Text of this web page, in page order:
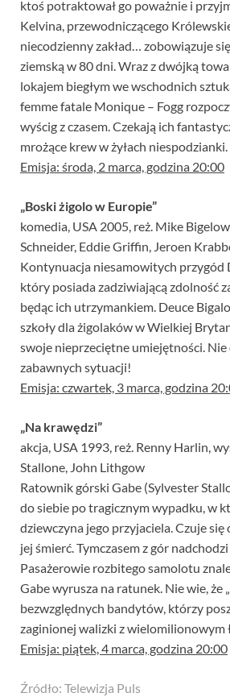
ktoś potraktował go poważnie i
Kelvina, przewodniczącego
niecodzienny zakład… zobowiązuje
ziemską w 80 dni. Wraz z dwójką
lokajem biegłym we wschodnich
femme fatale Monique – Fogg
wyścig z czasem. Czekają ich
mrożące krew w żyłach niespodzianki.
Emisja: środa, 2 marca, godzina 20:00
„Boski żigolo w Europie”
komedia, USA 2005, reż. Mike
Schneider, Eddie Griffin, Jeroen
Kontynuacja niesamowitych przygód
który posiada zadziwiającą zdolność
będąc ich utrzymankiem. Deuce
szkoły dla żigolaków w Wielkiej
swoje nieprzeciętne umiejętności. Nie
zabawnych sytuacji!
Emisja: czwartek, 3 marca, godzina
„Na krawędzi”
akcja, USA 1993, reż. Renny Harlin,
Stallone, John Lithgow
Ratownik górski Gabe (Sylvester
do siebie po tragicznym wypadku, w
dziewczyna jego przyjaciela. Czuje
jej śmierć. Tymczasem z gór
Pasażerowie rozbitego samolotu
Gabe wyrusza na ratunek. Nie wie, że
bezwzględnych bandytów, którzy
zaginionej walizki z wielomilionowym
Emisja: piątek, 4 marca, godzina 20:00
Źródło: Telewizja Puls